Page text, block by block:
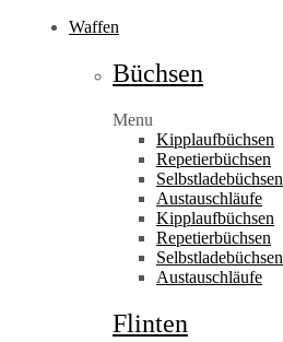
Waffen
Büchsen
Menu
Kipplaufbüchsen
Repetierbüchsen
Selbstladebüchsen
Austauschläufe
Kipplaufbüchsen
Repetierbüchsen
Selbstladebüchsen
Austauschläufe
Flinten